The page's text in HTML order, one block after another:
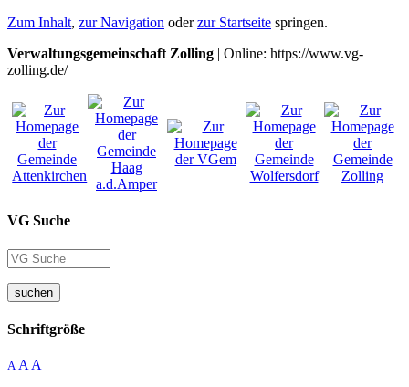
Zum Inhalt, zur Navigation oderzur Startseite springen.
Verwaltungsgemeinschaft Zolling | Online: https://www.vg-
zolling.de/
VG Suche
suchen
Schriftgröße
A A A